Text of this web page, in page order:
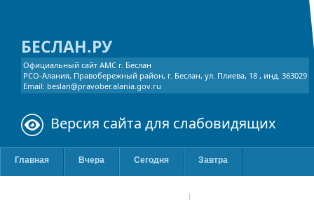
БЕСЛАН.РУ
Официальный сайт АМС г. Беслан
РСО-Алания, Правобережный район, г. Беслан, ул. Плиева, 18 , инд. 363029
Email: beslan@pravober.alania.gov.ru
Версия сайта для слабовидящих
Главная Вчера Сегодня Завтра